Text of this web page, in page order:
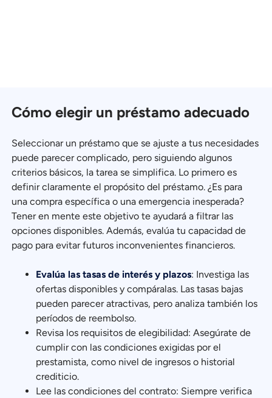
Cómo elegir un préstamo adecuado
Seleccionar un préstamo que se ajuste a tus necesidades
puede parecer complicado, pero siguiendo algunos
criterios básicos, la tarea se simplifica. Lo primero es
definir claramente el propósito del préstamo. ¿Es para
una compra específica o una emergencia inesperada?
Tener en mente este objetivo te ayudará a filtrar las
opciones disponibles. Además, evalúa tu capacidad de
pago para evitar futuros inconvenientes financieros.
Evalúa las tasas de interés y plazos: Investiga las
ofertas disponibles y compáralas. Las tasas bajas
pueden parecer atractivas, pero analiza también los
períodos de reembolso.
Revisa los requisitos de elegibilidad: Asegúrate de
cumplir con las condiciones exigidas por el
prestamista, como nivel de ingresos o historial
crediticio.
Lee las condiciones del contrato: Siempre verifica